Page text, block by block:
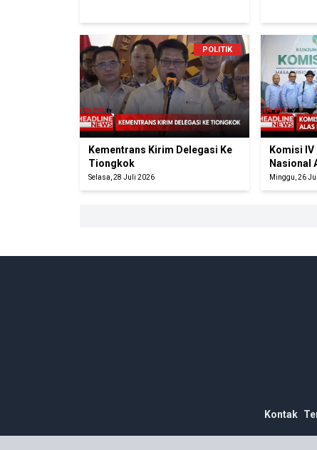
POLITIK
Kementrans Kirim Delegasi Ke
Tiongkok
Selasa, 28 Juli 2026
Komisi IV
Nasional
Minggu, 26
Kontak